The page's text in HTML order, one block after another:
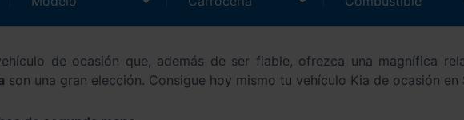
de ocasión que, además de ser fiable, ofrezca una magnífica
son una gran elección. Consigue hoy mismo tu vehículo Kia de ocasión en